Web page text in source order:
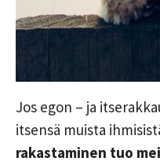
Jos egon – ja
itsensä muista
rakastaminen tuo